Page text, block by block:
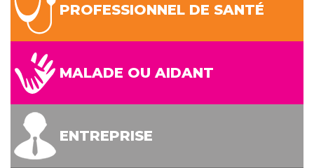
PROFESSIONNEL DE SANTÉ
MALADE OU AIDANT
ENTREPRISE